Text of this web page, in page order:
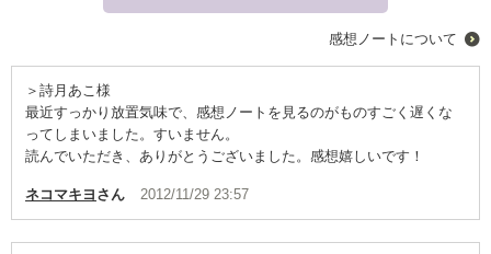
感想ノートについて
＞詩月あこ様
最近すっかり放置気味で、感想ノートを見るのがものすごく遅くな
ってしまいました。すいません。
読んでいただき、ありがとうございました。感想嬉しいです！
ネコマキヨ さん 2012/11/29 23:57